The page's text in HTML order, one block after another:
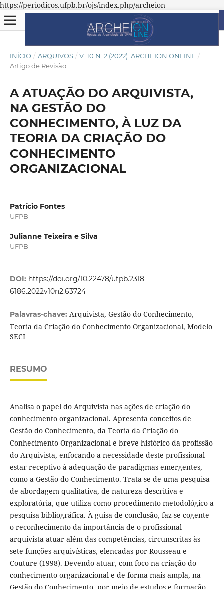
https://periodicos.ufpb.br/ojs/index.php/archeion
INÍCIO / ARQUIVOS / V. 10 N. 2 (2022): ARCHEION ONLINE /
Artigo de Revisão
A ATUAÇÃO DO ARQUIVISTA,
NA GESTÃO DO
CONHECIMENTO, À LUZ DA
TEORIA DA CRIAÇÃO DO
CONHECIMENTO
ORGANIZACIONAL
Patrício Fontes
UFPB
Julianne Teixeira e Silva
UFPB
DOI: https://doi.org/10.22478/ufpb.2318-
6186.2022v10n2.63724
Palavras-chave: Arquivista, Gestão do Conhecimento,
Teoria da Criação do Conhecimento Organizacional, Modelo
SECI
RESUMO
Analisa o papel do Arquivista nas ações de criação do
conhecimento organizacional. Apresenta conceitos de
Gestão do Conhecimento, da Teoria da Criação do
Conhecimento Organizacional e breve histórico da profissão
do Arquivista, enfocando a necessidade deste profissional
estar receptivo à adequação de paradigmas emergentes,
como a Gestão do Conhecimento. Trata-se de uma pesquisa
de abordagem qualitativa, de natureza descritiva e
exploratória, que utiliza como procedimento metodológico a
pesquisa bibliográfica. À guisa de conclusão, faz-se cogente
o reconhecimento da importância de o profissional
arquivista atuar além das competências, circunscritas às
sete funções arquivísticas, elencadas por Rousseau e
Couture (1998). Devendo atuar, com foco na criação do
conhecimento organizacional e de forma mais ampla, na